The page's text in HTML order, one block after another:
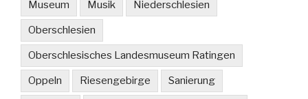
Museum Musik Niederschlesien
Oberschlesien
Oberschlesisches Landesmuseum Ratingen
Oppeln Riesengebirge Sanierung